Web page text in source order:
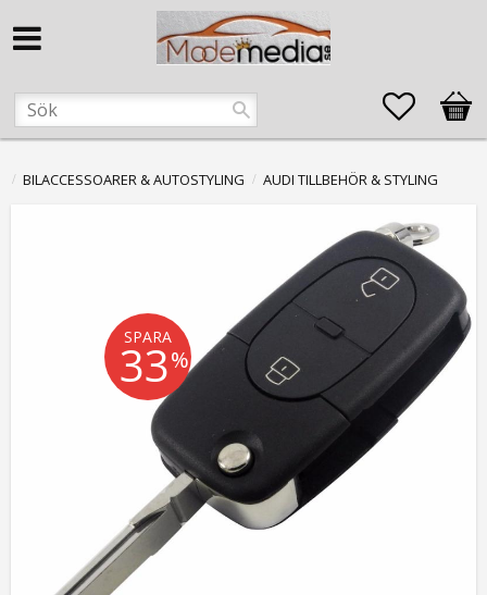
Favoriter
BILACCESSOARER & AUTOSTYLING AUDI TILLBEHÖR & STYLING
SPARA
33%